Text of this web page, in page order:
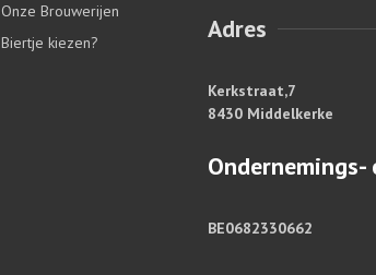
Onze Brouwerijen
Biertje kiezen?
Adres
Kerkstraat,7
8430 Middelkerke
Ondernemings-
BE0682330662